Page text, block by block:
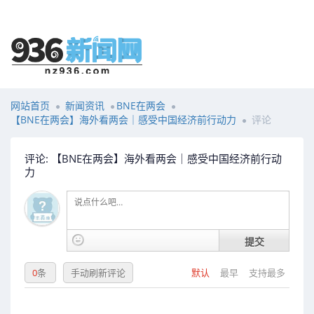
网站首页 新闻资讯
BNE在两会
【BNE在两会】海外看两会｜感受中国经济前行动力
评论
评论: 【BNE在两会】海外看两会｜感受中国经济前行动
力
提交
默认 最早 支持最多
0条 手动刷新评论